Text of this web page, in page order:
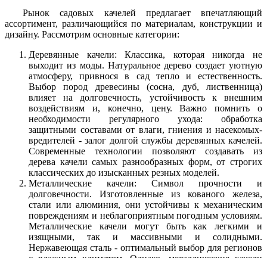
Рынок садовых качелей предлагает впечатляющий
ассортимент, различающийся по материалам, конструкции и
дизайну. Рассмотрим основные категории:
Деревянные качели: Классика, которая никогда не
выходит из моды. Натуральное дерево создает уютную
атмосферу, привнося в сад тепло и естественность.
Выбор пород древесины (сосна, дуб, лиственница)
влияет на долговечность, устойчивость к внешним
воздействиям и, конечно, цену. Важно помнить о
необходимости регулярного ухода: обработка
защитными составами от влаги, гниения и насекомых-
вредителей - залог долгой службы деревянных качелей.
Современные технологии позволяют создавать из
дерева качели самых разнообразных форм, от строгих
классических до изысканных резных моделей.
Металлические качели: Символ прочности и
долговечности. Изготовленные из кованого железа,
стали или алюминия, они устойчивы к механическим
повреждениям и неблагоприятным погодным условиям.
Металлические качели могут быть как легкими и
изящными, так и массивными и солидными.
Нержавеющая сталь - оптимальный выбор для регионов